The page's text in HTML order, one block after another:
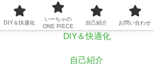
旅行・車中泊
DIY＆快適化
自己紹介
DIY＆快適化
いーちゃの
ONE PIECE
自己紹介 お問い合わせ